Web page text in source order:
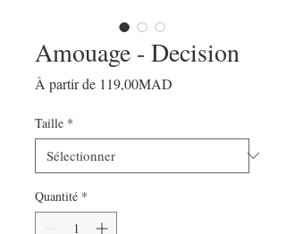
Amouage - Decision
À partir de 119,00MAD
Taille *
Quantité *